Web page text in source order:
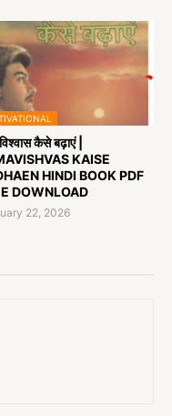
कैसे बढ़ाएं |
KAISE
HINDI BOOK PDF
DOWNLOAD
22, 2026